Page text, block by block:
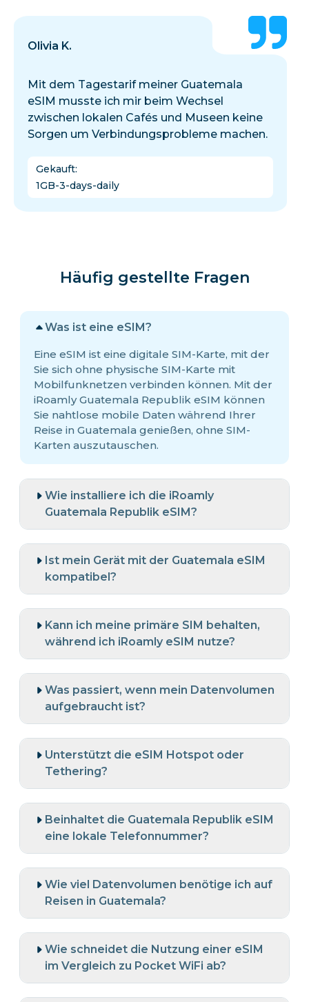
Olivia K.
Mit dem Tagestarif meiner Guatemala
eSIM musste ich mir beim Wechsel
zwischen lokalen Cafés und Museen keine
Sorgen um Verbindungsprobleme machen.
Gekauft:
1GB-3-days-daily
Häufig gestellte Fragen
Was ist eine eSIM?
Eine eSIM ist eine digitale SIM-Karte, mit der
Sie sich ohne physische SIM-Karte mit
Mobilfunknetzen verbinden können. Mit der
iRoamly Guatemala Republik eSIM können
Sie nahtlose mobile Daten während Ihrer
Reise in Guatemala genießen, ohne SIM-
Karten auszutauschen.
Wie installiere ich die iRoamly
Guatemala Republik eSIM?
Ist mein Gerät mit der Guatemala eSIM
kompatibel?
Kann ich meine primäre SIM behalten,
während ich iRoamly eSIM nutze?
Was passiert, wenn mein Datenvolumen
aufgebraucht ist?
Unterstützt die eSIM Hotspot oder
Tethering?
Beinhaltet die Guatemala Republik eSIM
eine lokale Telefonnummer?
Wie viel Datenvolumen benötige ich auf
Reisen in Guatemala?
Wie schneidet die Nutzung einer eSIM
im Vergleich zu Pocket WiFi ab?